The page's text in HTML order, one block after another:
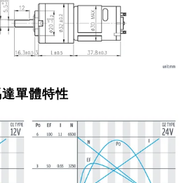
單體特性